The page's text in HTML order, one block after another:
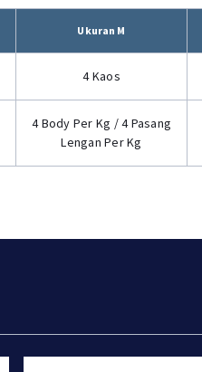
Ukuran M
4 Kaos
4 Body Per Kg / 4 Pasang
Lengan Per Kg